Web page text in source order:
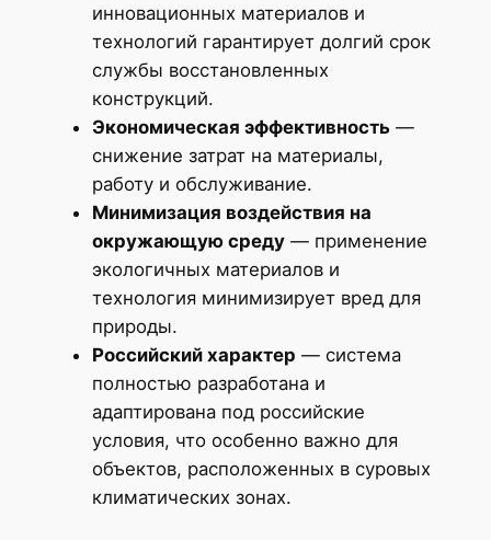
инновационных материалов и
технологий гарантирует долгий срок
службы восстановленных
конструкций.
Экономическая эффективность—
снижение затрат на материалы,
работу и обслуживание.
Минимизация воздействия на
окружающую среду— применение
экологичных материалов и
технология минимизирует вред для
природы.
Российский характер — система
полностью разработана и
адаптирована под российские
условия, что особенно важно для
объектов, расположенных в суровых
климатических зонах.